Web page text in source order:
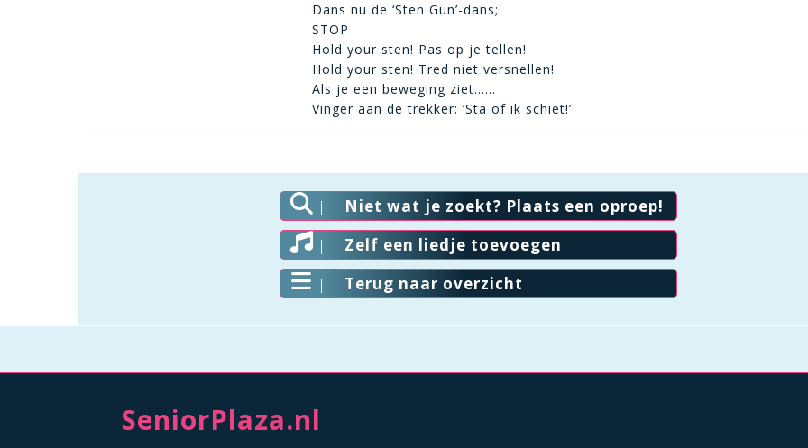
Dans nu de ‘Sten Gun’-dans;
STOP
Hold your sten! Pas op je tellen!
Hold your sten! Tred niet versnellen!
Als je een beweging ziet……
Vinger aan de trekker: ‘Sta of ik schiet!’
Niet wat je zoekt? Plaats een oproep!
Zelf een liedje toevoegen
Terug naar overzicht
SeniorPlaza.nl